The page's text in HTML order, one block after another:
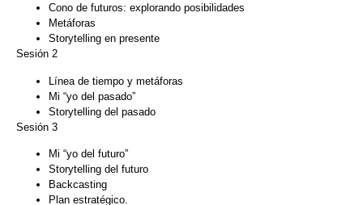
Cono de futuros: explorando posibilidades
Metáforas
Storytelling en presente
Sesión 2
Línea de tiempo y metáforas
Mi “yo del pasado”
Storytelling del pasado
Sesión 3
Mi “yo del futuro”
Storytelling del futuro
Backcasting
Plan estratégico.